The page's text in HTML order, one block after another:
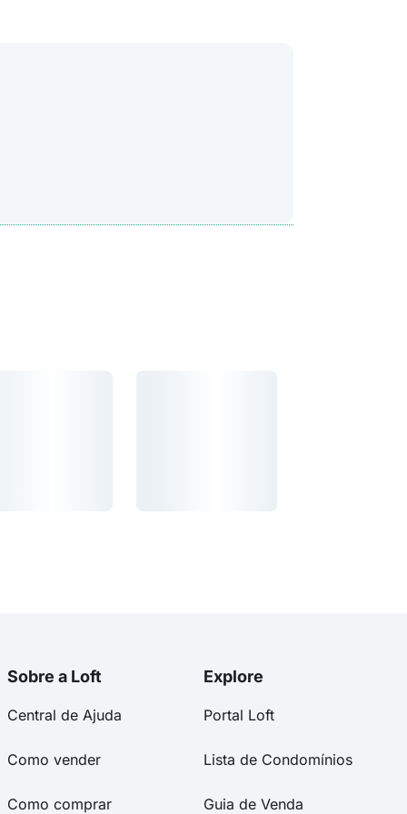
Sobre a Loft
Central de Ajuda
Como vender
Como comprar
Explore
Portal Loft
Lista de Condomínios
Guia de Venda